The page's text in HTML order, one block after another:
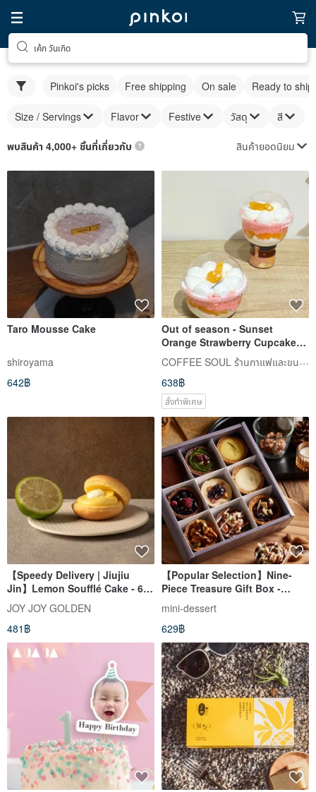
เค้ก วันเกิด
Pinkoi's picks Free shipping On sale Ready to ship
Size / Servings Flavor Festive วัสดุ สี
พบสินค้า 4,000+ ชิ้นที่เกี่ยวกับ สินค้ายอดนิยม
Taro Mousse Cake
shiroyama
642฿
Out of season - Sunset
Orange Strawberry Cupcakes
Small Cakes Birthday
Celebration Shu Dessert
Available for Delivery
COFFEE SOUL ร้านกาแฟและขนมหวาน
638฿
สั่งทำพิเศษ
【Speedy Delivery | Jiujiu
Jin】Lemon Soufflé Cake - 6
Pieces
JOY JOY GOLDEN
481฿
【Popular Selection】Nine-
Piece Treasure Gift Box -
Handmade French Mini-Tarts ·
Dessert Gift Box · Afternoon
Tea Sweets
mini-dessert
629฿